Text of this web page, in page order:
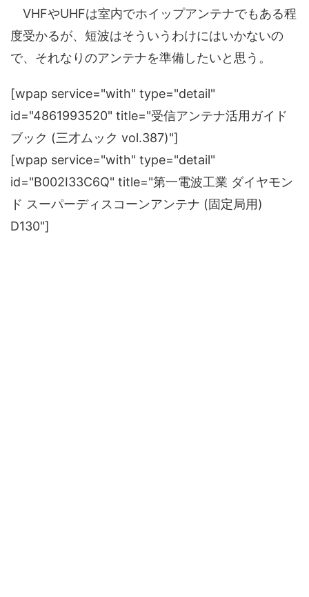
VHFやUHFは室内でホイップアンテナでもある程
度受かるが、短波はそういうわけにはいかないの
で、それなりのアンテナを準備したいと思う。
[wpap service="with" type="detail"
id="4861993520" title="受信アンテナ活用ガイド
ブック (三才ムック vol.387)"]
[wpap service="with" type="detail"
id="B002I33C6Q" title="第一電波工業 ダイヤモン
ド スーパーディスコーンアンテナ (固定局用)
D130"]